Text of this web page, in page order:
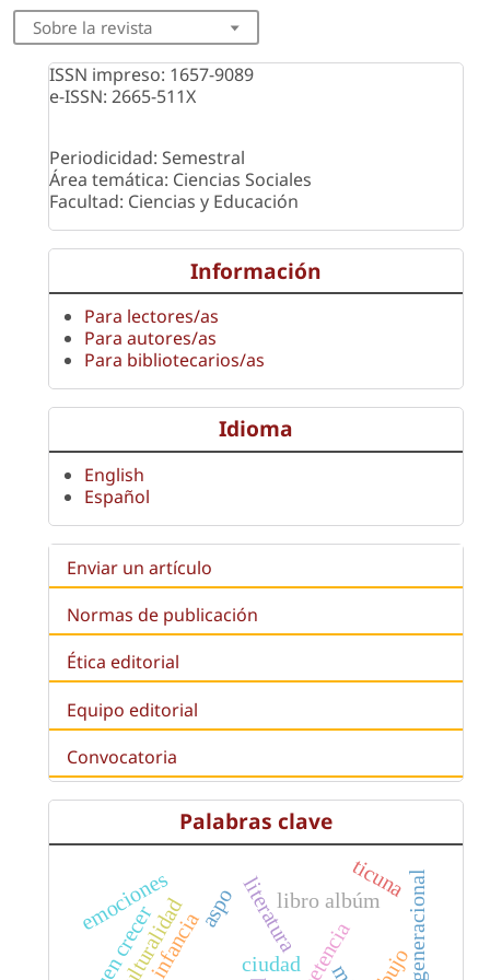
Sobre la revista
ISSN impreso: 1657-9089
e-ISSN: 2665-511X
Periodicidad: Semestral
Área temática: Ciencias Sociales
Facultad: Ciencias y Educación
Información
Para lectores/as
Para autores/as
Para bibliotecarios/as
Idioma
English
Español
Enviar un artículo
Normas de publicación
Ética editorial
Equipo editorial
Convocatoria
Palabras clave
ciudad
infancia literaturalibro albúm
aspo
emociones
buen crecer
ticuna